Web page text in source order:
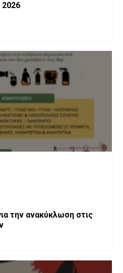
ανακύκλωση στις